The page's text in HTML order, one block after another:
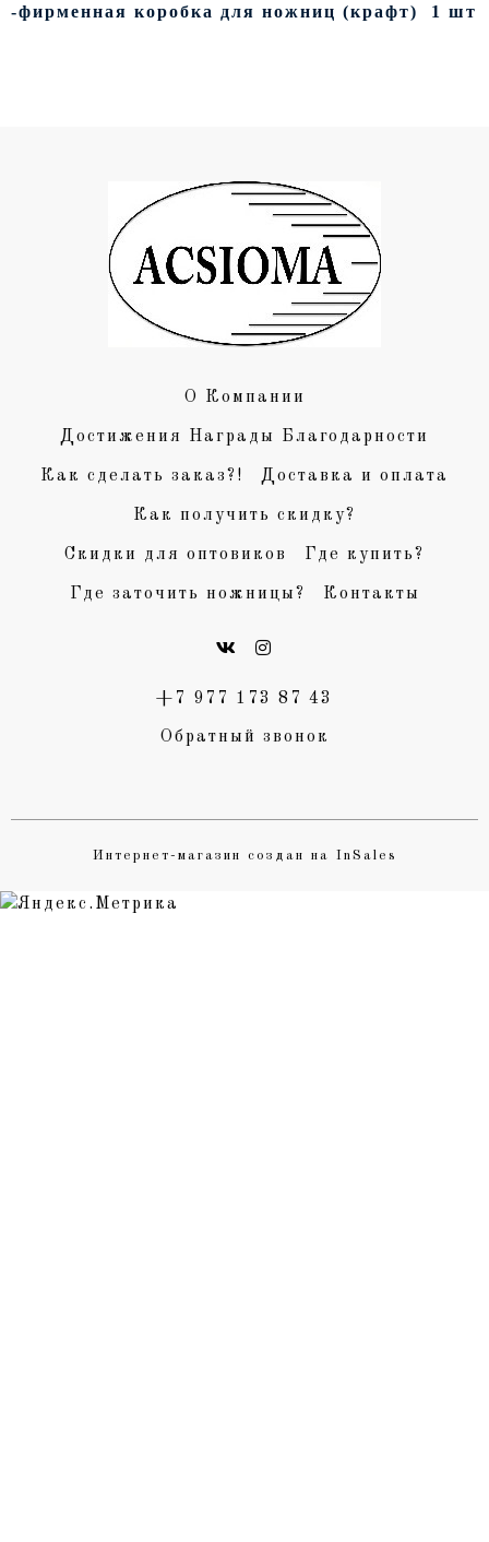
-фирменная коробка для ножниц (крафт) 1 шт
О Компании
Достижения Награды Благодарности
Как сделать заказ?! Доставка и оплата
Как получить скидку?
Скидки для оптовиков Где купить?
Где заточить ножницы? Контакты
+7 977 173 87 43
Обратный звонок
Интернет-магазин создан на InSales